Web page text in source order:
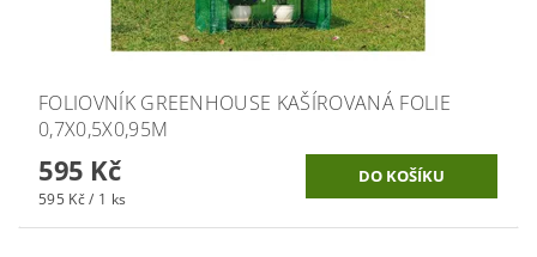
FOLIOVNÍK GREENHOUSE KAŠÍROVANÁ FOLIE
0,7X0,5X0,95M
595 Kč
595 Kč / 1 ks